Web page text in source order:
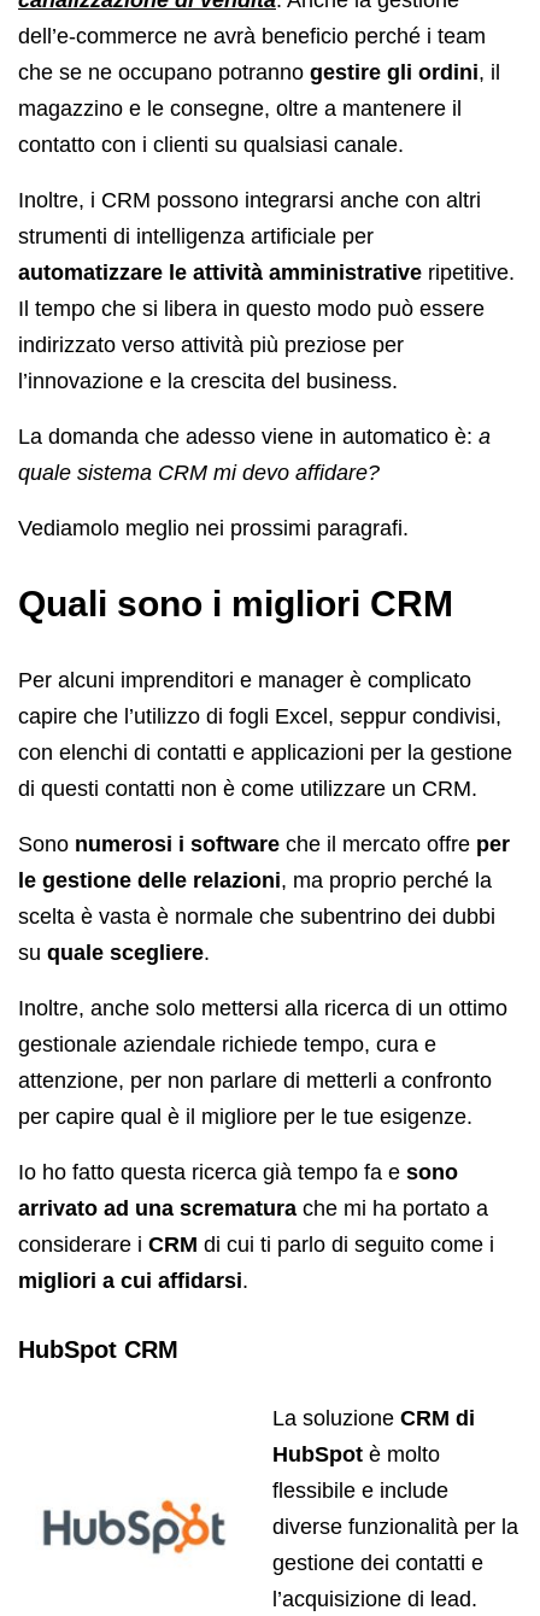
dell’e-commerce ne avrà beneficio perché i team
che se ne occupano potranno gestire gli ordini, il
magazzino e le consegne, oltre a mantenere il
contatto con i clienti su qualsiasi canale.
Inoltre, i CRM possono integrarsi anche con altri
strumenti di intelligenza artificiale per
automatizzare le attività amministrative ripetitive.
Il tempo che si libera in questo modo può essere
indirizzato verso attività più preziose per
l’innovazione e la crescita del business.
La domanda che adesso viene in automatico è: a
quale sistema CRM mi devo affidare?
Vediamolo meglio nei prossimi paragrafi.
Quali sono i migliori CRM
Per alcuni imprenditori e manager è complicato
capire che l’utilizzo di fogli Excel, seppur condivisi,
con elenchi di contatti e applicazioni per la gestione
di questi contatti non è come utilizzare un CRM.
Sono numerosi i software che il mercato offre per
le gestione delle relazioni, ma proprio perché la
scelta è vasta è normale che subentrino dei dubbi
su quale scegliere.
Inoltre, anche solo mettersi alla ricerca di un ottimo
gestionale aziendale richiede tempo, cura e
attenzione, per non parlare di metterli a confronto
per capire qual è il migliore per le tue esigenze.
Io ho fatto questa ricerca già tempo fa e sono
arrivato ad una scrematura che mi ha portato a
considerare i CRM di cui ti parlo di seguito come i
migliori a cui affidarsi.
HubSpot CRM
La soluzione CRM di
HubSpot è molto
flessibile e include
diverse funzionalità per la
gestione dei contatti e
l’acquisizione di lead.